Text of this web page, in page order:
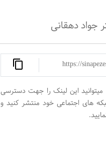
جواد دهقانی
https://
این لینک را جهت دسترسی
های اجتماعی خود منتشر کنید و